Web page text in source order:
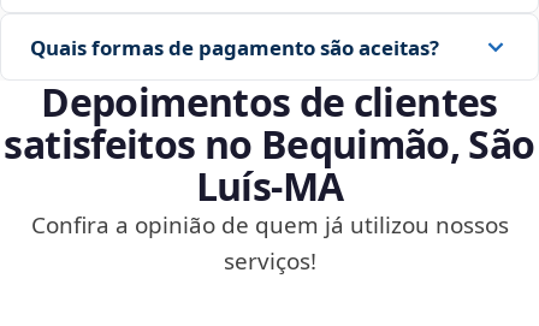
Quais formas de pagamento são aceitas?
Depoimentos de clientes
satisfeitos no Bequimão, São
Luís‑MA
Confira a opinião de quem já utilizou nossos
serviços!